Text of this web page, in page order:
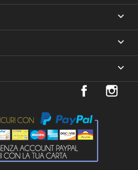

expand_more
keyboard_arrow_down
Facebook